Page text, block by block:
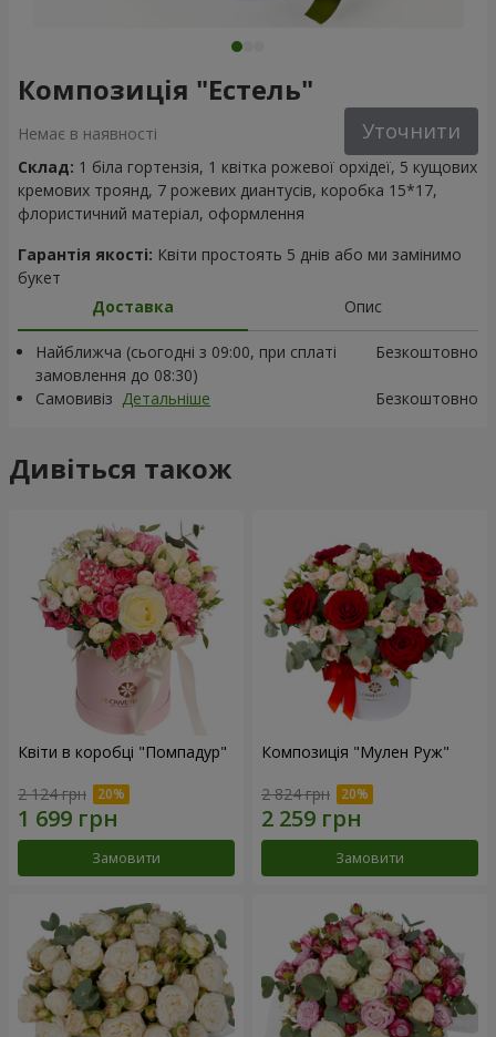
Композиція "Естель"
Немає в наявності Уточнити
Склад: 1 біла гортензія, 1 квітка рожевої орхідеї, 5 кущових
кремових троянд, 7 рожевих диантусів, коробка 15*17,
флористичний матеріал, оформлення
Гарантія якості: Квіти простоять 5 днів або ми замінимо
букет
Доставка
Опис
Найближча (сьогодні з 09:00, при сплаті
замовлення до 08:30)
Безкоштовно
Самовивіз Детальніше Безкоштовно
Дивіться також
Квіти в коробці "Помпадур"
2 124 грн
Замовити
Композиція "Мулен Руж"
2 824 грн
Замовити